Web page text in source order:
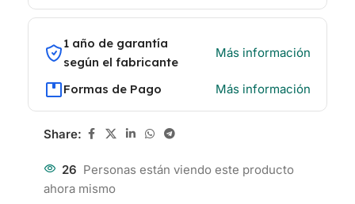
1 año de garantía
según el fabricante
Más información
Formas de Pago Más información
Share:
26 Personas están viendo este producto
ahora mismo